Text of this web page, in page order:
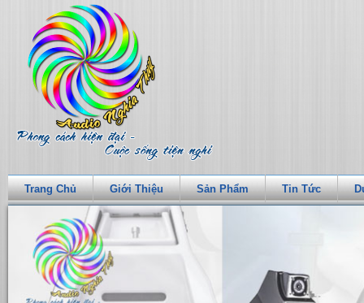
Trang Chủ Giới Thiệu Sản Phẩm Tin Tức